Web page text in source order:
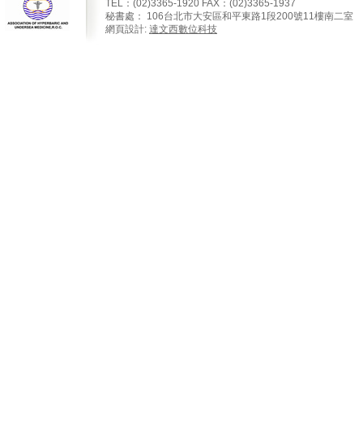
TEL：(02)3365-1920 FAX：(02)3365-1937
秘書處：
106台北市大安區和平東路1段200號11樓南二室
網頁設計: 達文西數位科技